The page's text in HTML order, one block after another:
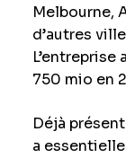
Melbourne,
d’autres
L’entreprise
750 mio en
Déjà
a